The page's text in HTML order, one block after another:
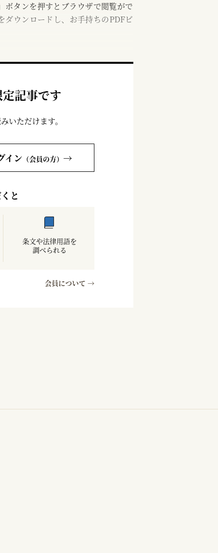
タンを押すとブラウザで閲覧がで
ダウンロードし、お手持ちのPDFビ
記事です
いただけます。
イン （会員の方） →
と
条文や法律用語を
調べられる
会員について →